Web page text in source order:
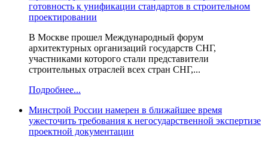
готовность к унификации стандартов в строительном
проектировании
В Москве прошел Международный форум
архитектурных организаций государств СНГ,
участниками которого стали представители
строительных отраслей всех стран СНГ,...
Подробнее...
Минстрой России намерен в ближайшее время
ужесточить требования к негосударственной экспертизе
проектной документации